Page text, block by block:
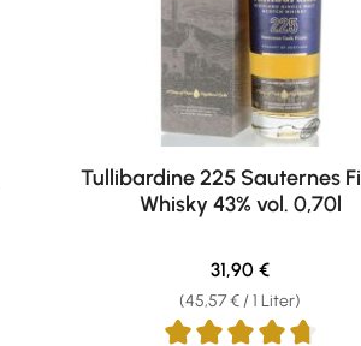
Tullibardine 225 Sauternes
Whisky 43% vol. 0,70l
(45,57 € / 1 Liter)
Regulärer Preis:
31,90 €